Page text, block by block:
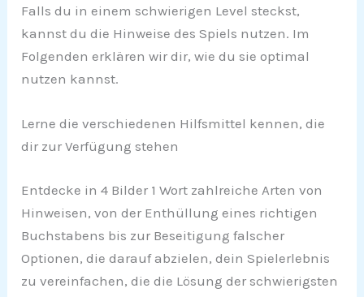
Falls du in einem schwierigen Level steckst,
kannst du die Hinweise des Spiels nutzen. Im
Folgenden erklären wir dir, wie du sie optimal
nutzen kannst.
Lerne die verschiedenen Hilfsmittel kennen, die
dir zur Verfügung stehen
Entdecke in 4 Bilder 1 Wort zahlreiche Arten von
Hinweisen, von der Enthüllung eines richtigen
Buchstabens bis zur Beseitigung falscher
Optionen, die darauf abzielen, dein Spielerlebnis
zu vereinfachen, die die Lösung der schwierigsten